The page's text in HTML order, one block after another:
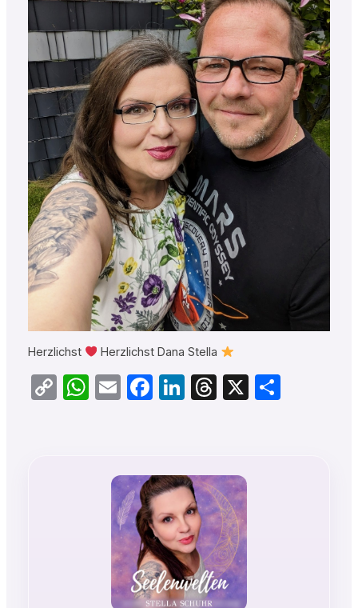
Herzlichst Herzlichst Dana Stella
CopyWhatsApp
EmailFacebook
LinkedIn
Threads
X Teilen